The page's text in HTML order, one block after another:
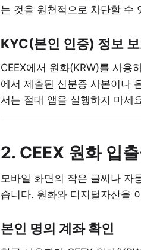
는 것을 원천적으로 차단할 수
KYC(본인 인증) 정보
CEEX에서 원화(KRW)를 사용
에서 제출된 신분증 사본이나
서는 절대 앱을 실행하지 마세
2. CEEX 원화 입
모바일 화면의 작은 글씨나 자
습니다. 원화와 디지털자산을
본인 명의 계좌 확인